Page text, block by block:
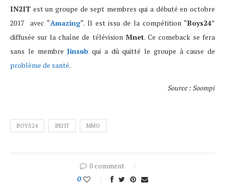
IN2IT est un groupe de sept membres qui a débuté en octobre
2017 avec “Amazing“. Il est issu de la compétition “Boys24”
diffusée sur la chaîne de télévision Mnet. Ce comeback se fera
sans le membre Jinsub qui a dû quitté le groupe à cause de
problème de santé.
Source : Soompi
BOYS24 IN2IT MMO
0 comment
0